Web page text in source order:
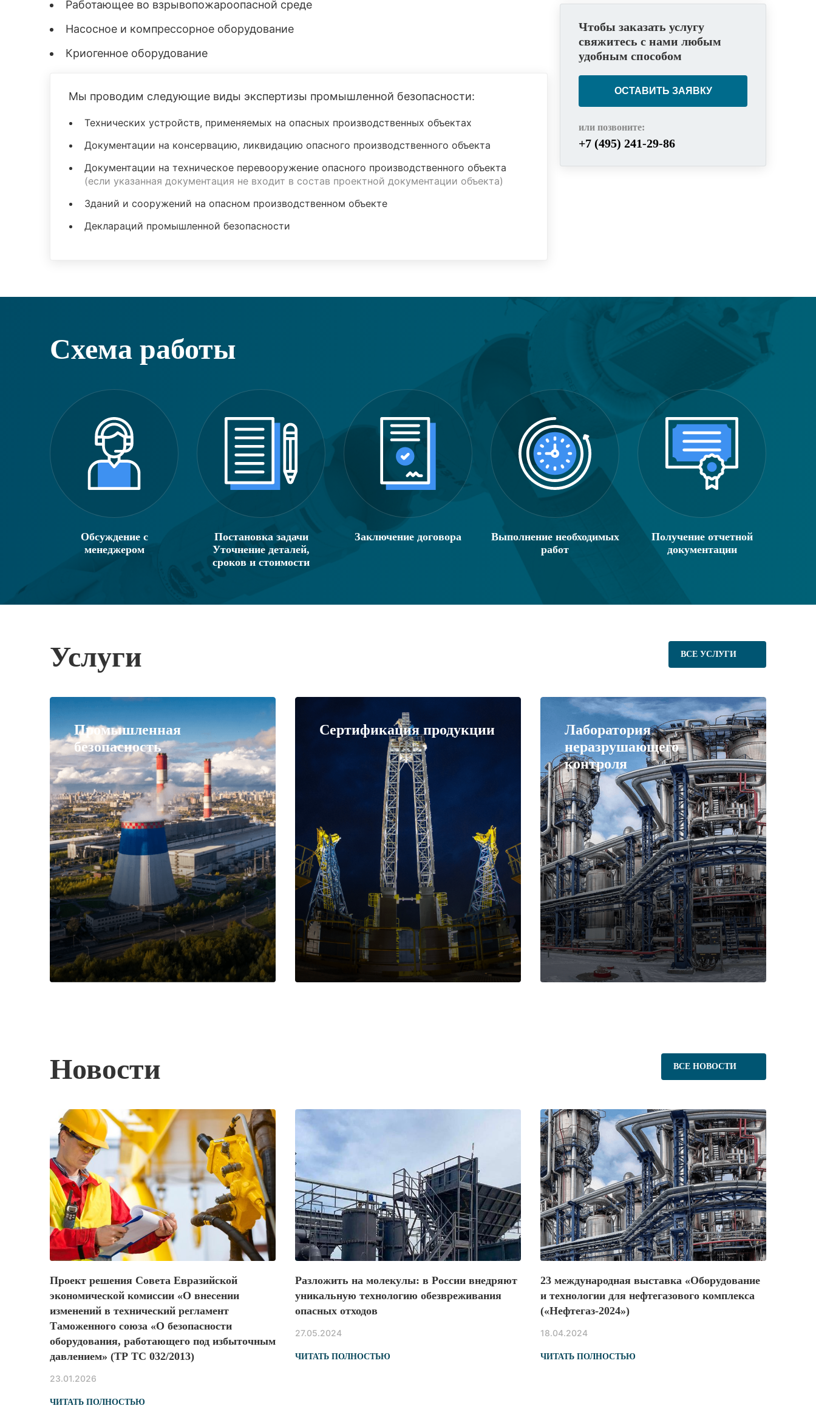
Работающее во взрывопожароопасной среде
Насосное и компрессорное оборудование
Криогенное оборудование
Мы проводим следующие виды экспертизы промышленной безопасности:
Технических устройств, применяемых на опасных производственных объектах
Документации на консервацию, ликвидацию опасного производственного объекта
Документации на техническое перевооружение опасного производственного объекта
(если указанная документация не входит в состав проектной документации объекта)
Зданий и сооружений на опасном производственном объекте
Деклараций промышленной безопасности
Чтобы заказать услугу
свяжитесь с нами любым
удобным способом
ОСТАВИТЬ ЗАЯВКУ
или позвоните:
+7 (495) 241-29-86
Схема работы
Обсуждение с
менеджером
Постановка задачи
Уточнение деталей,
сроков и стоимости
Заключение договора
Выполнение необходимых
работ
Получение отчетной
документации
Услуги ВСЕ УСЛУГИ
Промышленная
безопасность
Сертификация продукции
Лаборатория
неразрушающего
контроля
Новости ВСЕ НОВОСТИ
Проект решения Совета Евразийской
экономической комиссии «О внесении
изменений в технический регламент
Таможенного союза «О безопасности
оборудования, работающего под избыточным
давлением» (ТР ТС 032/2013)
23.01.2026
ЧИТАТЬ ПОЛНОСТЬЮ
Разложить на молекулы: в России внедряют
уникальную технологию обезвреживания
опасных отходов
27.05.2024
ЧИТАТЬ ПОЛНОСТЬЮ
23 международная выставка «Оборудование
и технологии для нефтегазового комплекса
(«Нефтегаз-2024»)
18.04.2024
ЧИТАТЬ ПОЛНОСТЬЮ